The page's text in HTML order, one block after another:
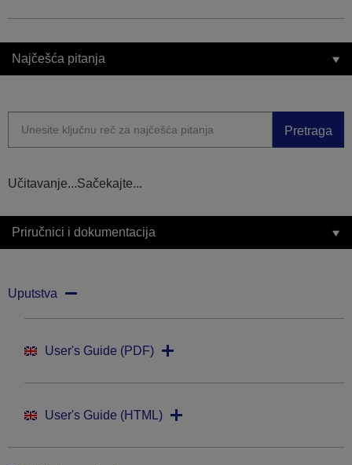
Najčešća pitanja
Pretraga
Učitavanje...Sačekajte...
Priručnici i dokumentacija
Uputstva
User's Guide (PDF)
User's Guide (HTML)